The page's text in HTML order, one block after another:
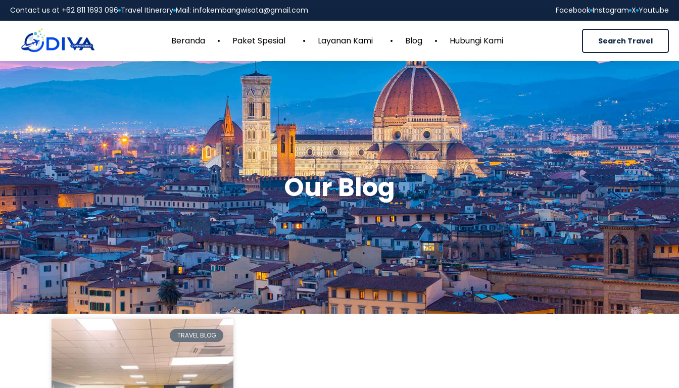
Contact us at +62 811 1693 096 Travel Itinerary Mail: infokembangwisata@gmail.com Facebook Instagram X Youtube
Beranda Paket Spesial Layanan Kami Blog Hubungi Kami Search Travel
Our Blog
TRAVEL BLOG